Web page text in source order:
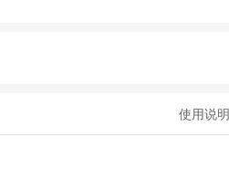
使用说明